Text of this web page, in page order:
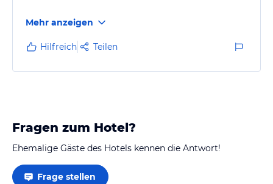
Mehr anzeigen
Hilfreich Teilen
Fragen zum Hotel?
Ehemalige Gäste des Hotels kennen die Antwort!
Frage stellen